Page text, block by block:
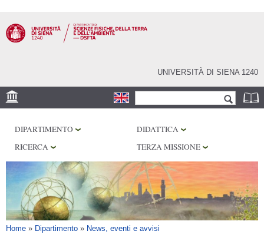
contenuto
principale
UNIVERSITÀ DI SIENA 1240
Form di ricerca
MUSEI
OSSERVATORIO
BIBLIOTECHE
SERVIZI
DIPARTIMENTO
DIDATTICA
RICERCA
TERZA MISSIONE
Tu sei qui
Home » Dipartimento » News, eventi e avvisi